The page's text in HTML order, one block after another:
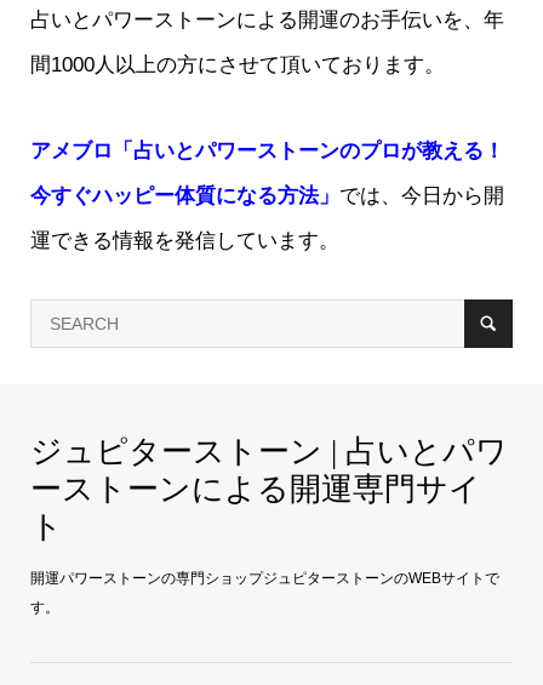
占いとパワーストーンによる開運のお手伝いを、年
間1000人以上の方にさせて頂いております。
アメブロ「占いとパワーストーンのプロが教える！
今すぐハッピー体質になる方法」 では、今日から開
運できる情報を発信しています。
ジュピターストーン | 占いとパワ
ーストーンによる開運専門サイ
ト
開運パワーストーンの専門ショップジュピターストーンのWEBサイトで
す。